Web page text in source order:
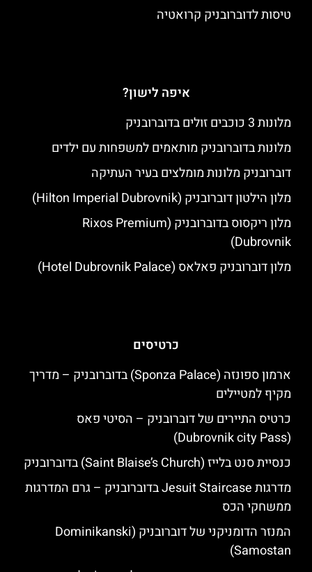
טיסות לדוברובניק קרואטיה
איפה לישון?
מלונות 3 כוכבים זולים בדוברובניק
מלונות בדוברובניק מותאמים למשפחות עם ילדים
דוברובניק מלונות מומלצים בעיר העתיקה
מלון הילטון דוברובניק (Hilton Imperial Dubrovnik)
מלון ריקסוס בדוברובניק (Rixos Premium
Dubrovnik)
מלון דוברובניק פאלאס (Hotel Dubrovnik Palace)
כרטיסים
ארמון ספונזה (Sponza Palace) בדוברובניק – מדריך
מקיף למטיילים
כרטיס התיירים של דוברובניק – הסיטי פאס
(Dubrovnik city Pass)
כנסיית סנט בלייז (Saint Blaise’s Church) בדוברובניק
מדרגות Jesuit Staircase בדוברובניק – גרם המדרגות
ממשחקי הכס
המנזר הדומניקני של דוברובניק (Dominikanski
Samostan)